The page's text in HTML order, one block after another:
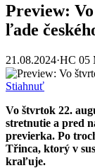
Preview:
ľade
21.08.2024·HC 05
Stiahnuť
Vo štvrtok 22.
stretnutie a pred
previerka. Po
Třinca, ktorý v
kraľuje.